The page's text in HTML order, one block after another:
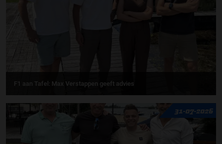
F1 aan Tafel: Max Verstappen geeft advies
31-07-2026